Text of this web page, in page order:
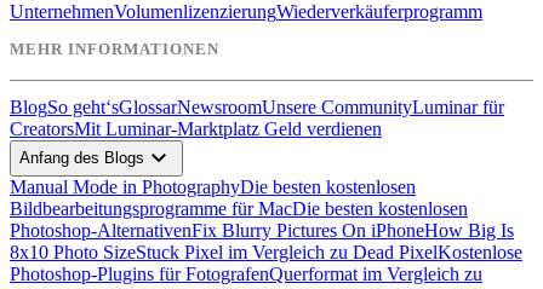
UnternehmenVolumenlizenzierungWiederverkäuferprogramm
MEHR INFORMATIONEN
BlogSo geht‘sGlossarNewsroomUnsere CommunityLuminar für
CreatorsMit Luminar-Marktplatz Geld verdienen
Anfang des Blogs expand_more
Manual Mode in PhotographyDie besten kostenlosen
Bildbearbeitungsprogramme für MacDie besten kostenlosen
Photoshop-AlternativenFix Blurry Pictures On iPhoneHow Big Is
8x10 Photo SizeStuck Pixel im Vergleich zu Dead PixelKostenlose
Photoshop-Plugins für FotografenQuerformat im Vergleich zu